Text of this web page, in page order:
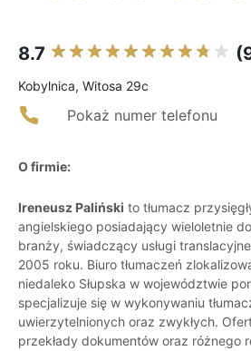
8.7
Kobylnica, Witosa 29c
Pokaż numer telefonu
O firmie:
Ireneusz Paliński to tłumacz
angielskiego posiadający wieloletnie
branży, świadczący usługi
2005 roku. Biuro tłumaczeń
niedaleko Słupska w województwie
specjalizuje się w wykonywaniu
uwierzytelnionych oraz zwykłych.
przekłady dokumentów oraz różnego